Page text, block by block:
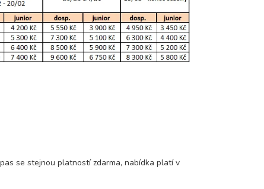
se stejnou platností zdarma, nabídka platí v